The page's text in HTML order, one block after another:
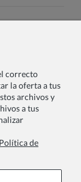
correcto
la oferta a tus
archivos y
a tus
de